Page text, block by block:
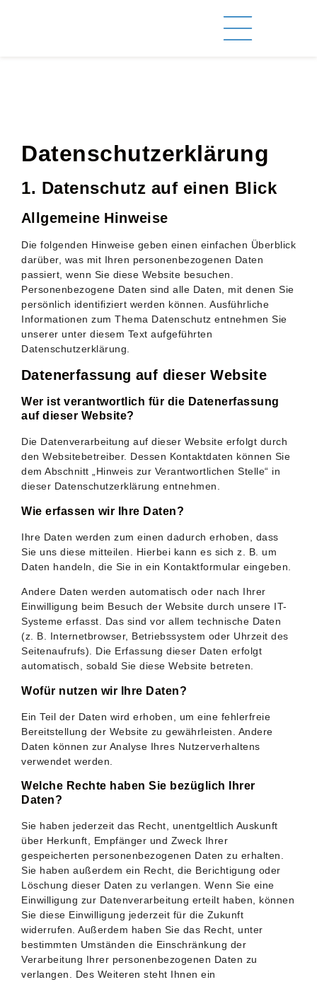
Datenschutz­erklärung
1. Datenschutz auf einen Blick
Allgemeine Hinweise
Die folgenden Hinweise geben einen einfachen Überblick
darüber, was mit Ihren personenbezogenen Daten
passiert, wenn Sie diese Website besuchen.
Personenbezogene Daten sind alle Daten, mit denen Sie
persönlich identifiziert werden können. Ausführliche
Informationen zum Thema Datenschutz entnehmen Sie
unserer unter diesem Text aufgeführten
Datenschutzerklärung.
Datenerfassung auf dieser Website
Wer ist verantwortlich für die Datenerfassung
auf dieser Website?
Die Datenverarbeitung auf dieser Website erfolgt durch
den Websitebetreiber. Dessen Kontaktdaten können Sie
dem Abschnitt „Hinweis zur Verantwortlichen Stelle“ in
dieser Datenschutzerklärung entnehmen.
Wie erfassen wir Ihre Daten?
Ihre Daten werden zum einen dadurch erhoben, dass
Sie uns diese mitteilen. Hierbei kann es sich z. B. um
Daten handeln, die Sie in ein Kontaktformular eingeben.
Andere Daten werden automatisch oder nach Ihrer
Einwilligung beim Besuch der Website durch unsere IT-
Systeme erfasst. Das sind vor allem technische Daten
(z. B. Internetbrowser, Betriebssystem oder Uhrzeit des
Seitenaufrufs). Die Erfassung dieser Daten erfolgt
automatisch, sobald Sie diese Website betreten.
Wofür nutzen wir Ihre Daten?
Ein Teil der Daten wird erhoben, um eine fehlerfreie
Bereitstellung der Website zu gewährleisten. Andere
Daten können zur Analyse Ihres Nutzerverhaltens
verwendet werden.
Welche Rechte haben Sie bezüglich Ihrer
Daten?
Sie haben jederzeit das Recht, unentgeltlich Auskunft
über Herkunft, Empfänger und Zweck Ihrer
gespeicherten personenbezogenen Daten zu erhalten.
Sie haben außerdem ein Recht, die Berichtigung oder
Löschung dieser Daten zu verlangen. Wenn Sie eine
Einwilligung zur Datenverarbeitung erteilt haben, können
Sie diese Einwilligung jederzeit für die Zukunft
widerrufen. Außerdem haben Sie das Recht, unter
bestimmten Umständen die Einschränkung der
Verarbeitung Ihrer personenbezogenen Daten zu
verlangen. Des Weiteren steht Ihnen ein